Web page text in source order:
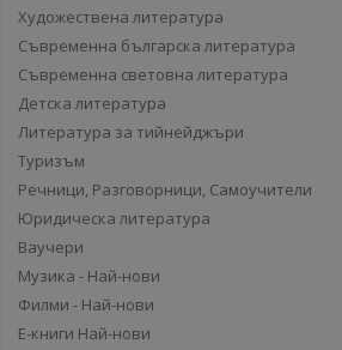
Художествена литература
Съвременна българска литература
Съвременна световна литература
Детска литература
Литература за тийнейджъри
Туризъм
Речници, Разговорници, Самоучители
Юридическа литература
Ваучери
Музика - Най-нови
Филми - Най-нови
Е-книги Най-нови